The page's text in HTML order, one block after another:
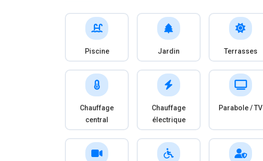
Piscine Jardin Terrasses
Chauffage
central
Chauffage
électrique
Parabole / TV